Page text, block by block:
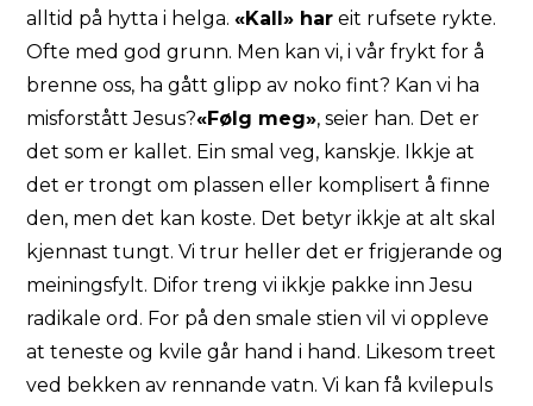
alltid på hytta i helga.«Kall» har eit rufsete rykte.
Ofte med god grunn. Men kan vi, i vår frykt for å
brenne oss, ha gått glipp av noko fint? Kan vi ha
misforstått Jesus?«Følg meg», seier han. Det er
det som er kallet. Ein smal veg, kanskje. Ikkje at
det er trongt om plassen eller komplisert å finne
den, men det kan koste. Det betyr ikkje at alt skal
kjennast tungt. Vi trur heller det er frigjerande og
meiningsfylt. Difor treng vi ikkje pakke inn Jesu
radikale ord. For på den smale stien vil vi oppleve
at teneste og kvile går hand i hand. Likesom treet
ved bekken av rennande vatn. Vi kan få kvilepuls